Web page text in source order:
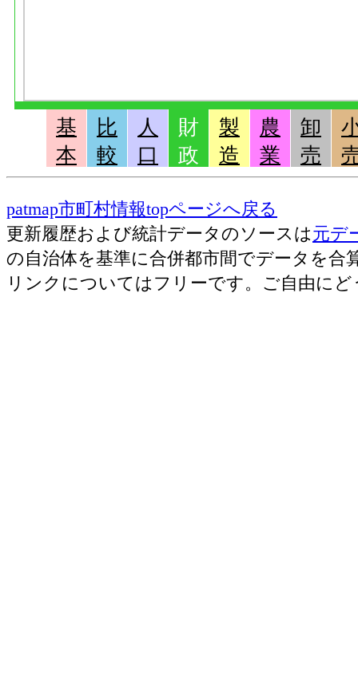
基
本
比
較
人
口
財
政
製
造
農
業
卸
売
patmap市町村情報topページへ戻る
更新履歴および統計データのソースは元デ
の自治体を基準に合併都市間でデータを合
リンクについてはフリーです。ご自由にど